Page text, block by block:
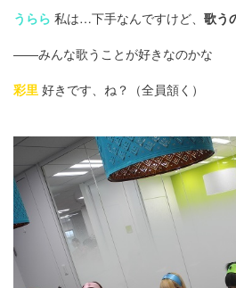
うらら 私は…下手なんですけど、 歌う
――みんな歌うことが好きなのかな
彩里 好きです、ね？（全員頷く）